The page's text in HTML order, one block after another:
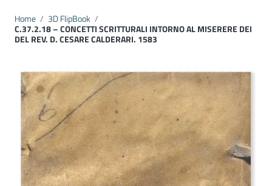
Home / 3D FlipBook /
C.37.2.18 – CONCETTI SCRITTURALI INTORNO AL MISERERE DEI
DEL REV. D. CESARE CALDERARI. 1583